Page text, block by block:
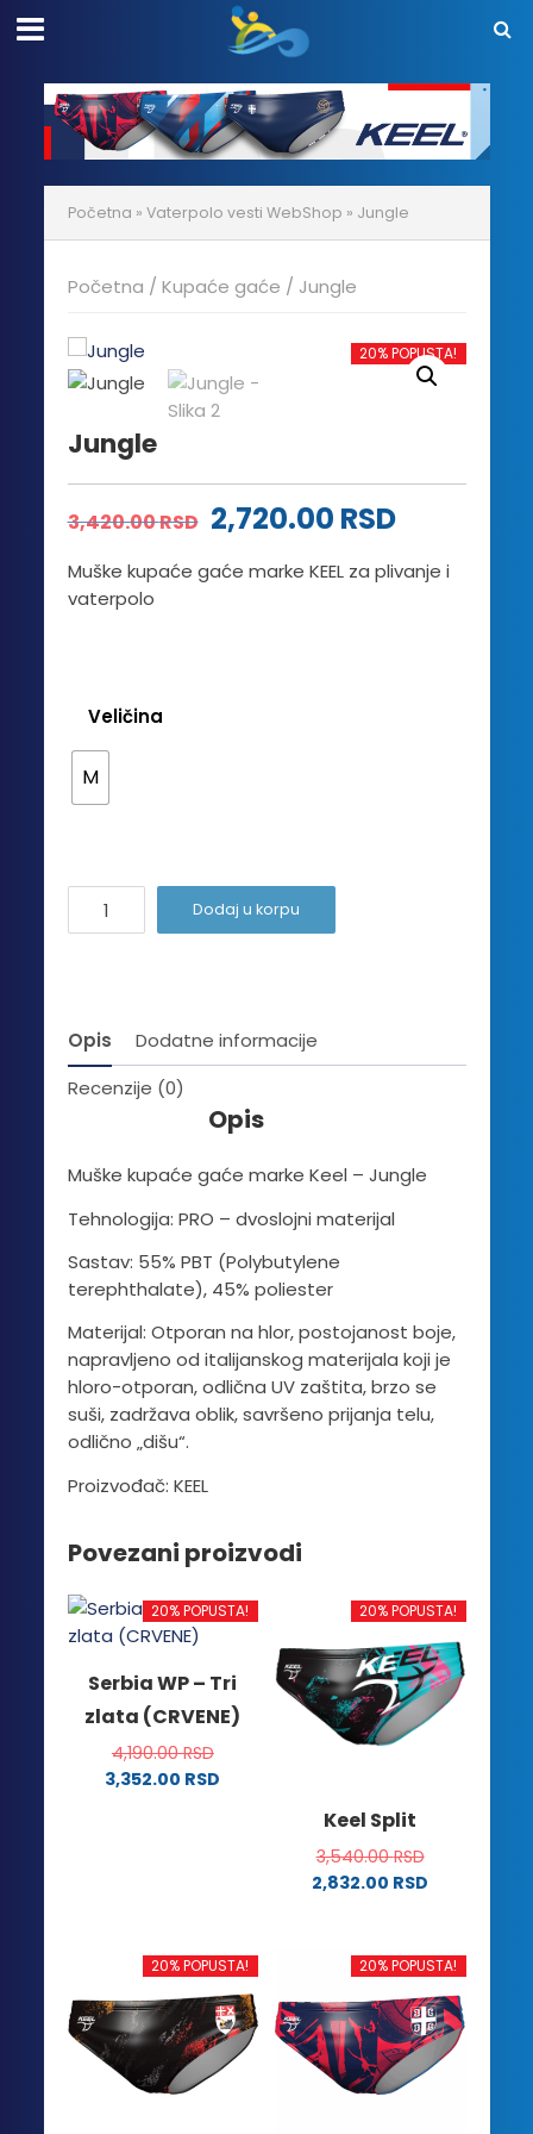
Početna » Vaterpolo vesti WebShop » Jungle
Početna / Kupaće gaće / Jungle
20% POPUSTA!
Jungle
3,420.00RSD Originalna
cena
2,720.00 RSDTrenutna
cena
Muške kupaće gaće marke KEEL za plivanje i
vaterpolo
Veličina
M
Jungle
Dodaj u korpu
Opis
Dodatne informacije
Recenzije (0)
Opis
Muške kupaće gaće marke Keel – Jungle
Tehnologija: PRO – dvoslojni materijal
Sastav: 55% PBT (Polybutylene
terephthalate), 45% poliester
Materijal: Otporan na hlor, postojanost boje,
napravljeno od italijanskog materijala koji je
hloro-otporan, odlična UV zaštita, brzo se
suši, zadržava oblik, savršeno prijanja telu,
odlično „dišu“.
Proizvođač: KEEL
Povezani proizvodi
20% POPUSTA!
Serbia WP – Tri
zlata (CRVENE)
4,190.00RSD
3,352.00 RSD
biti
izabrane
na
stranici
20% POPUSTA!
Keel Split
3,540.00RSD
2,832.00 RSD
varijanti.
Opcije
mogu
20% POPUSTA! 20% POPUSTA!